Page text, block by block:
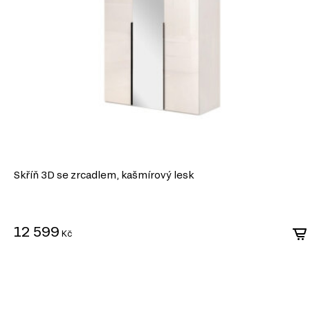
Skříň 3D se zrcadlem, kašmírový lesk
12 599 Kč